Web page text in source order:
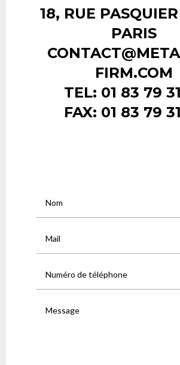
18, RUE
PARIS
FIRM.COM
TEL: 01 83 79
FAX: 01 83 79